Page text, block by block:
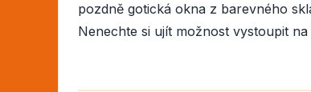
pozdně gotická okna z barevného
Nenechte si ujít možnost vystoupit